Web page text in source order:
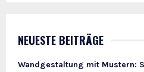
NEUESTE BEITRÄGE
Wandgestaltung mit Mustern: